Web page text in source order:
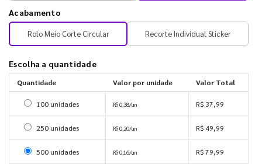
Acabamento
Rolo Meio Corte Circular Recorte Individual Sticker
Escolha a quantidade
Quantidade Valor por unidade Valor Total
Selecionar 100 unidades
100 unidades R$ 0,38/un R$ 37,99
Selecionar 250 unidades
250 unidades R$ 0,20/un R$ 49,99
Selecionar 500 unidades
500 unidades R$ 0,16/un R$ 79,99